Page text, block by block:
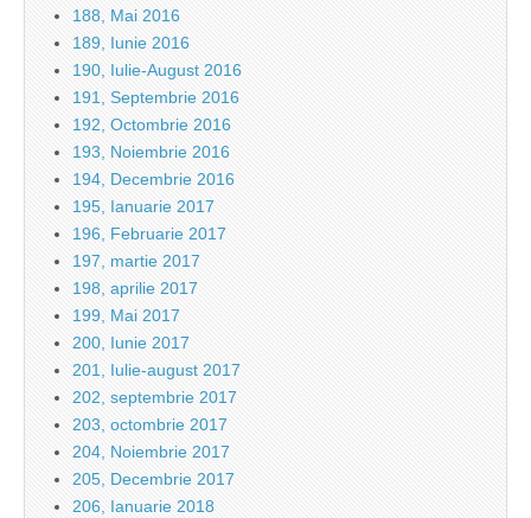
188, Mai 2016
189, Iunie 2016
190, Iulie-August 2016
191, Septembrie 2016
192, Octombrie 2016
193, Noiembrie 2016
194, Decembrie 2016
195, Ianuarie 2017
196, Februarie 2017
197, martie 2017
198, aprilie 2017
199, Mai 2017
200, Iunie 2017
201, Iulie-august 2017
202, septembrie 2017
203, octombrie 2017
204, Noiembrie 2017
205, Decembrie 2017
206, Ianuarie 2018